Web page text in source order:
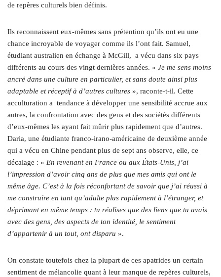
de repères culturels bien définis.
Ils reconnaissent eux-mêmes sans prétention qu’ils ont eu une
chance incroyable de voyager comme ils l’ont fait. Samuel,
étudiant australien en échange à McGill, a vécu dans six pays
différents au cours des vingt dernières années. « Je me sens moins
ancré dans une culture en particulier, et sans doute ainsi plus
adaptable et réceptif à d’autres cultures », raconte-t-il. Cette
acculturation a tendance à développer une sensibilité accrue aux
autres, la confrontation avec des gens et des sociétés différents
d’eux-mêmes les ayant fait mûrir plus rapidement que d’autres.
Daria, une étudiante franco-irano-américaine de deuxième année
qui a vécu en Chine pendant plus de sept ans observe, elle, ce
décalage : « En revenant en France ou aux États-Unis, j’ai
l’impression d’avoir cinq ans de plus que mes amis qui ont le
même âge. C’est à la fois réconfortant de savoir que j’ai réussi à
me construire en tant qu’adulte plus rapidement à l’étranger, et
déprimant en même temps : tu réalises que des liens que tu avais
avec des gens, des aspects de ton identité, le sentiment
d’appartenir à un tout, ont disparu ».
On constate toutefois chez la plupart de ces apatrides un certain
sentiment de mélancolie quant à leur manque de repères culturels,